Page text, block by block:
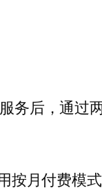
务后，通过
月付费模式